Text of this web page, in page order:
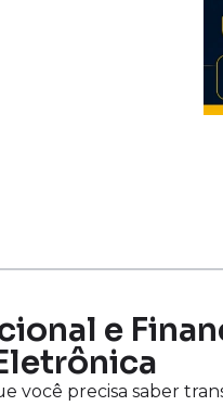
e
você precisa saber